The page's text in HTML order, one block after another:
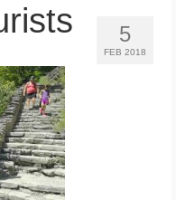
5
FEB 2018